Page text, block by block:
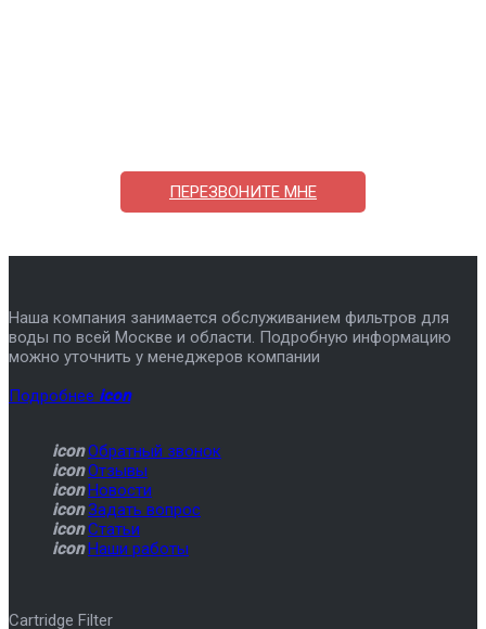
ПЕРЕЗВОНИТЕ МНЕ
Наша компания занимается обслуживанием фильтров для
воды по всей Москве и области. Подробную информацию
можно уточнить у менеджеров компании
Подробнее icon
icon Обратный звонок
icon Отзывы
icon Новости
icon Задать вопрос
icon Статьи
icon Наши работы
Cartridge Filter